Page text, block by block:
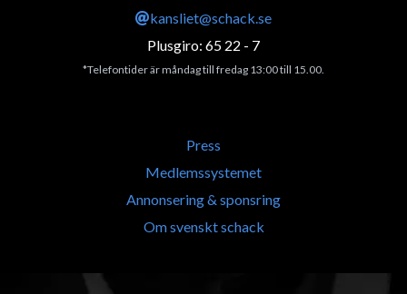
kansliet@schack.se
Plusgiro: 65 22 - 7
*Telefontider är måndag till fredag 13:00 till 15.00.
Press
Medlemssystemet
Annonsering & sponsring
Om svenskt schack